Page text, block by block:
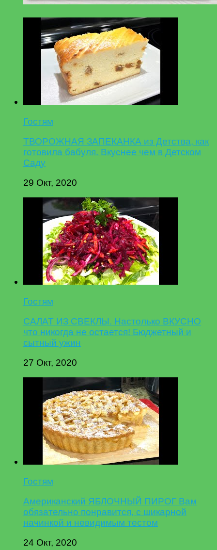
Гостям
ТВОРОЖНАЯ ЗАПЕКАНКА из Детства, как
готовила бабуля. Вкуснее чем в Детском
Саду
29 Окт, 2020
Гостям
САЛАТ ИЗ СВЕКЛЫ. Настолько ВКУСНО
что никогда не остается! Бюджетный и
сытный ужин
27 Окт, 2020
Гостям
Американский ЯБЛОЧНЫЙ ПИРОГ Вам
обязательно понравится, с шикарной
начинкой и невидимым тестом
24 Окт, 2020